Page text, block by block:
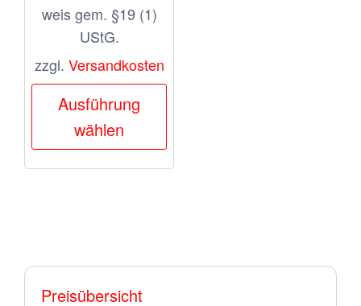
weis gem. §19 (1)
UStG.
zzgl. Versandkosten
Ausführung
wählen
Dieses
weist
mehrere
Optionen
Preisübersicht